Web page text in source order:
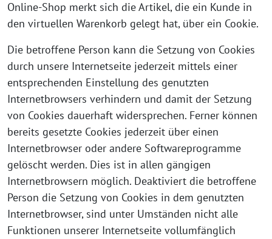
Online-Shop merkt sich die Artikel, die ein Kunde in
den virtuellen Warenkorb gelegt hat, über ein Cookie.
Die betroffene Person kann die Setzung von Cookies
durch unsere Internetseite jederzeit mittels einer
entsprechenden Einstellung des genutzten
Internetbrowsers verhindern und damit der Setzung
von Cookies dauerhaft widersprechen. Ferner können
bereits gesetzte Cookies jederzeit über einen
Internetbrowser oder andere Softwareprogramme
gelöscht werden. Dies ist in allen gängigen
Internetbrowsern möglich. Deaktiviert die betroffene
Person die Setzung von Cookies in dem genutzten
Internetbrowser, sind unter Umständen nicht alle
Funktionen unserer Internetseite vollumfänglich